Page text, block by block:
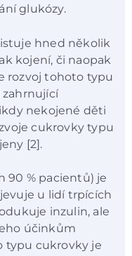
glukózy.
hned několik
kojení, či naopak
rozvoj tohoto typu
zahrnující
nekojené děti
cukrovky typu
[2].
90 % pacientů) je
u lidí trpících
inzulin, ale
účinkům
typu cukrovky je